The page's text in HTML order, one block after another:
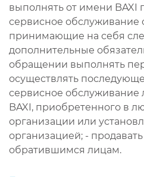
выполнять от имени BAXI
сервисное обслуживание
принимающие на себя
дополнительные
обращении выполнять
осуществлять
сервисное обслуживание
BAXI, приобретенного в
организации или
организацией; -
обратившимся лицам.